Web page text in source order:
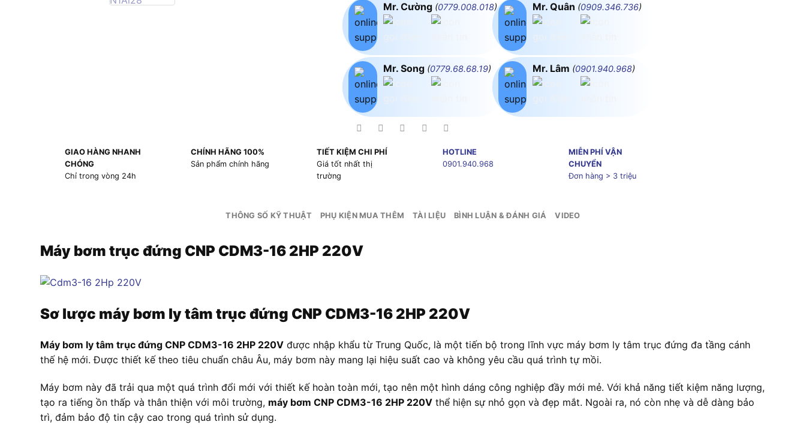
Mr. Cường (0779.008.018)
Mr. Song (0779.68.68.19)
Mr. Quân (0909.346.736)
Mr. Lâm (0901.940.968)
GIAO HÀNG NHANH
CHÓNG
Chỉ trong vòng 24h
CHÍNH HÃNG 100%
Sản phẩm chính hãng
TIẾT KIỆM CHI PHÍ
Giá tốt nhất thị
trường
HOTLINE
0901.940.968
MIỄN PHÍ VẬN
CHUYỂN
Đơn hàng > 3 triệu
THÔNG SỐ KỸ THUẬT PHỤ KIỆN MUA THÊM TÀI LIỆU BÌNH LUẬN & ĐÁNH GIÁ VIDEO
Máy bơm trục đứng CNP CDM3-16 2HP 220V
Sơ lược máy bơm ly tâm trục đứng CNP CDM3-16 2HP 220V
Máy bơm ly tâm trục đứng CNP CDM3-16 2HP 220V được nhập khẩu từ Trung Quốc, là một tiến bộ trong lĩnh vực máy bơm ly tâm trục đứng đa tầng cánh
thế hệ mới. Được thiết kế theo tiêu chuẩn châu Âu, máy bơm này mang lại hiệu suất cao và không yêu cầu quá trình tự mồi.
Máy bơm này đã trải qua một quá trình đổi mới với thiết kế hoàn toàn mới, tạo nên một hình dáng công nghiệp đầy mới mẻ. Với khả năng tiết kiệm năng lượng,
tạo ra tiếng ồn thấp và thân thiện với môi trường, máy bơm CNP CDM3-16 2HP 220V thể hiện sự nhỏ gọn và đẹp mắt. Ngoài ra, nó còn nhẹ và dễ dàng bảo
trì, đảm bảo độ tin cậy cao trong quá trình sử dụng.